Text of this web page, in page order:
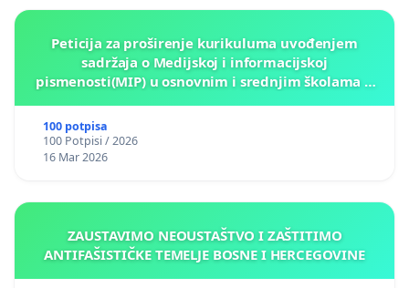
Peticija za proširenje kurikuluma uvođenjem
sadržaja o Medijskoj i informacijskoj
pismenosti(MIP) u osnovnim i srednjim školama u
100 potpisa
100 Potpisi / 2026
16 Mar 2026
ZAUSTAVIMO NEOUSTAŠTVO I ZAŠTITIMO
ANTIFAŠISTIČKE TEMELJE BOSNE I HERCEGOVINE